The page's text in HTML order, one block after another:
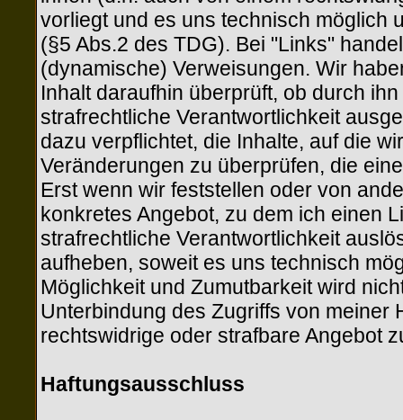
vorliegt und es uns technisch möglich
(§5 Abs.2 des TDG). Bei "Links"
(dynamische) Verweisungen. Wir
Inhalt daraufhin überprüft, ob durch
strafrechtliche Verantwortlichkeit
dazu verpflichtet, die Inhalte, auf die
Veränderungen zu überprüfen, die
Erst wenn wir feststellen oder von
konkretes Angebot, zu dem ich einen
strafrechtliche Verantwortlichkeit
aufheben, soweit es uns technisch
Möglichkeit und Zumutbarkeit wird
Unterbindung des Zugriffs von meiner
rechtswidrige oder strafbare Angebot
Haftungsausschluss